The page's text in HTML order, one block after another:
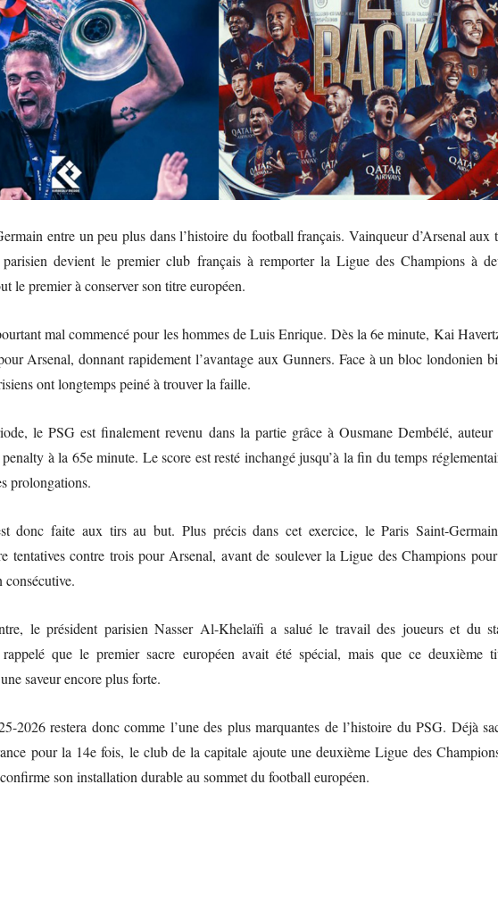
entre un peu plus dans l’histoire du football français. Vainqueur d’Arsenal aux
devient le premier club français à remporter la Ligue des Champions à
le premier à conserver son titre européen.
mal commencé pour les hommes de Luis Enrique. Dès la 6e minute, Kai
Arsenal, donnant rapidement l’avantage aux Gunners. Face à un bloc londonien
ont longtemps peiné à trouver la faille.
le PSG est finalement revenu dans la partie grâce à Ousmane Dembélé, auteur
à la 65e minute. Le score est resté inchangé jusqu’à la fin du temps
prolongations.
donc faite aux tirs au but. Plus précis dans cet exercice, le Paris Saint-
tentatives contre trois pour Arsenal, avant de soulever la Ligue des Champions
consécutive.
le président parisien Nasser Al-Khelaïfi a salué le travail des joueurs et du
que le premier sacre européen avait été spécial, mais que ce deuxième
saveur encore plus forte.
2026 restera donc comme l’une des plus marquantes de l’histoire du PSG. Déjà
pour la 14e fois, le club de la capitale ajoute une deuxième Ligue des
son installation durable au sommet du football européen.